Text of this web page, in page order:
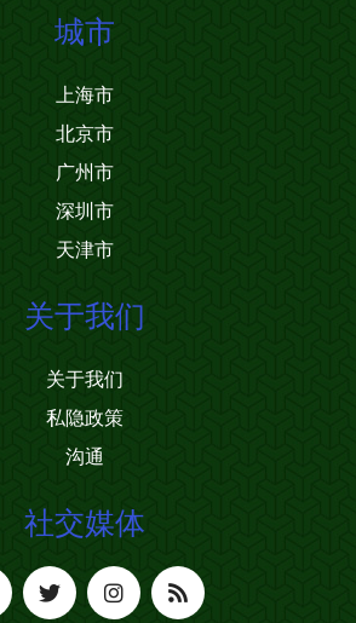
城市
上海市
北京市
广州市
深圳市
天津市
关于我们
关于我们
私隐政策
沟通
社交媒体